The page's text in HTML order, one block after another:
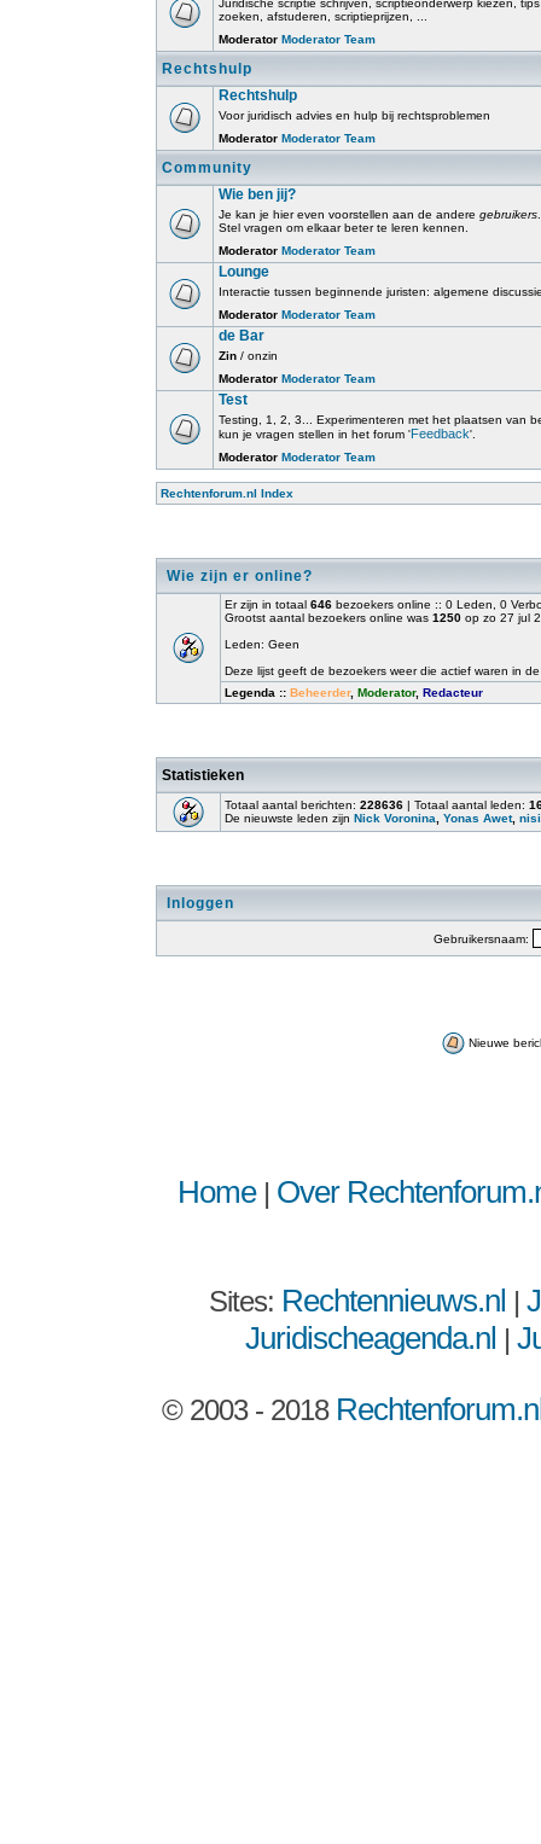
Juridische scriptie schrijven, scriptieonderwerp kiezen,
zoeken, afstuderen, scriptieprijzen, ...
Moderator Moderator Team
Rechtshulp
Rechtshulp
Voor juridisch advies en hulp bij rechtsproblemen
Moderator Moderator Team
Community
Wie ben jij?
Je kan je hier even voorstellen aan de andere gebruikers
Stel vragen om elkaar beter te leren kennen.
Moderator Moderator Team
Lounge
Interactie tussen beginnende juristen: algemene
Moderator Moderator Team
de Bar
Zin / onzin
Moderator Moderator Team
Test
Testing, 1, 2, 3... Experimenteren met het plaatsen van
kun je vragen stellen in het forum 'Feedback'.
Moderator Moderator Team
Rechtenforum.nl Index
Wie zijn er online?
Er zijn in totaal 646 bezoekers online :: 0 Leden, 0
Grootst aantal bezoekers online was 1250 op zo 27 jul
Leden: Geen
Deze lijst geeft de bezoekers weer die actief waren in
Legenda :: Beheerder, Moderator, Redacteur
Statistieken
Totaal aantal berichten: 228636 | Totaal aantal leden:
De nieuwste leden zijn Nick Voronina Yonas Awet,
Inloggen
Gebruikersnaam:
Nieuwe
Home| Over
Sites: Rechtennieuws.nl |
Juridischeagenda.nl |
© 2003 - 2018